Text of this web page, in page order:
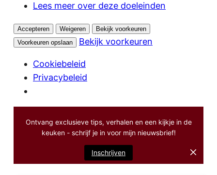
Lees meer over deze doeleinden
Accepteren Weigeren
Bekijk voorkeuren
Voorkeuren opslaan
Bekijk voorkeuren
Cookiebeleid
Privacybeleid
Ontvang exclusieve tips, verhalen en een kijkje in de
keuken - schrijf je in voor mijn nieuwsbrief!
Inschrijven